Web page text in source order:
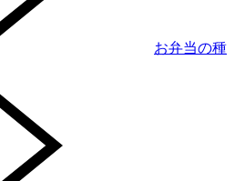
お弁当の種